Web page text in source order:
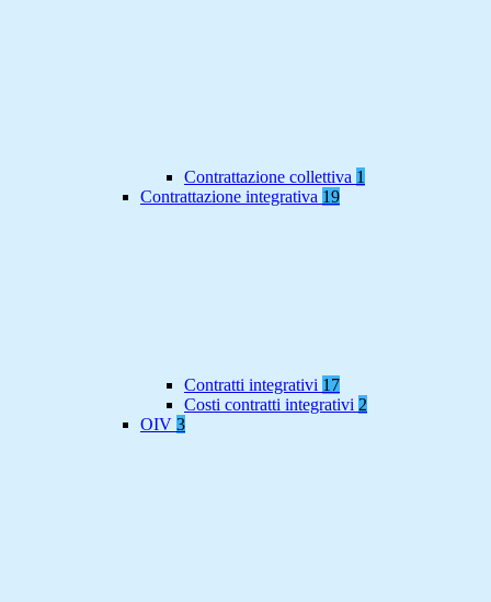
Contrattazione collettiva 1
Contrattazione integrativa 19
Contratti integrativi 17
Costi contratti integrativi 2
OIV 3